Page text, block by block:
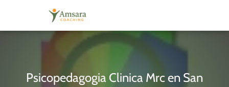
Psicopedagogia Clinica Mrc en San